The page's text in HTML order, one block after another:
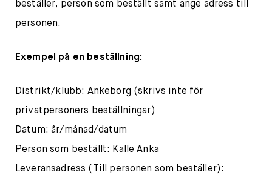
beställer, person som beställt samt ange adress till
personen.
Exempel på en beställning:
Distrikt/klubb: Ankeborg (skrivs inte för
privatpersoners beställningar)
Datum: år/månad/datum
Person som beställt: Kalle Anka
Leveransadress (Till personen som beställer):